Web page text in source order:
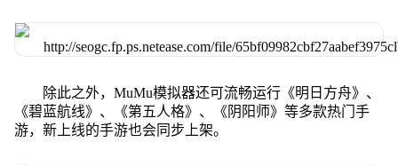
除此之外，MuMu模拟器还可流畅运行《明日方舟》、
《碧蓝航线》、《第五人格》、《阴阳师》等多款热门手
游，新上线的手游也会同步上架。